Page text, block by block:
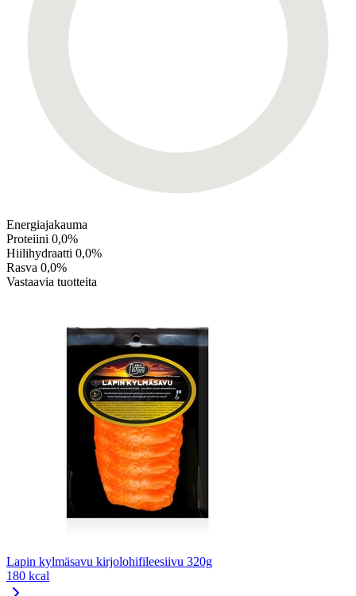
Energiajakauma
Proteiini 0,0%
Hiilihydraatti 0,0%
Rasva 0,0%
Vastaavia tuotteita
Lapin kylmäsavu kirjolohifileesiivu 320g
180 kcal